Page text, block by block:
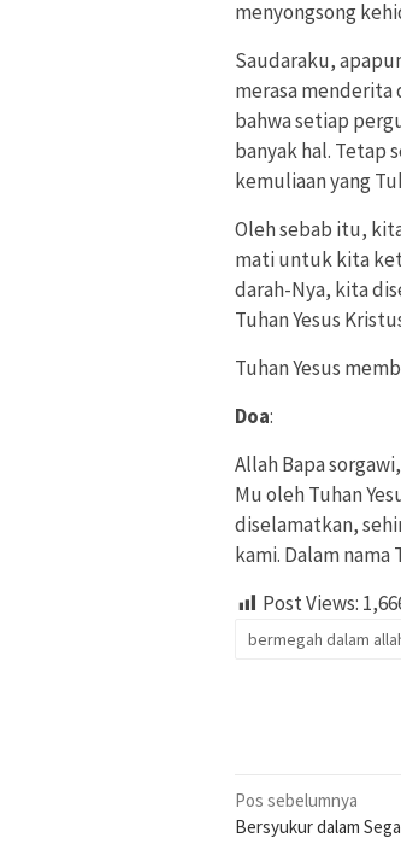
menyongsong
Saudaraku,
merasa menderita
bahwa setiap
banyak hal. Tetap
kemuliaan yang
Oleh sebab itu,
mati untuk kita
darah-Nya, kita
Tuhan Yesus
Tuhan Yesus
Doa:
Allah Bapa
Mu oleh Tuhan
diselamatkan,
kami. Dalam nama
Post Views:
bermegah dalam
Navigasi
pos
Pos sebelumnya
Bersyukur dalam